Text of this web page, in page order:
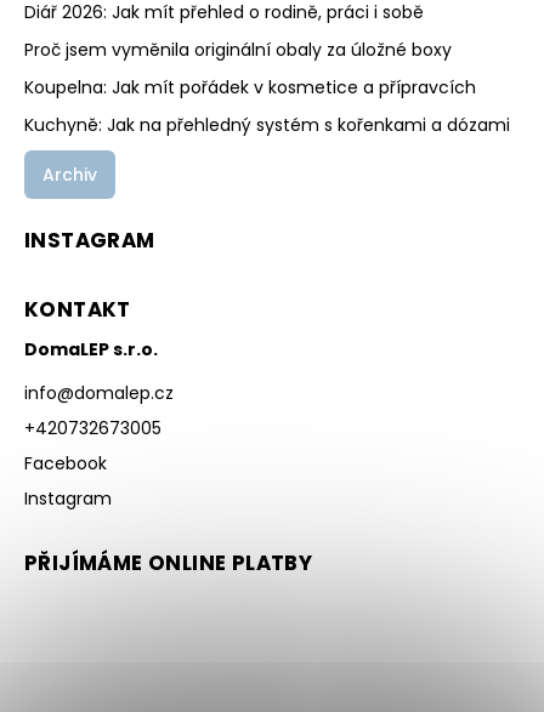
Diář 2026: Jak mít přehled o rodině, práci i sobě
Proč jsem vyměnila originální obaly za úložné boxy
Koupelna: Jak mít pořádek v kosmetice a přípravcích
Kuchyně: Jak na přehledný systém s kořenkami a dózami
Archiv
INSTAGRAM
KONTAKT
DomaLEP s.r.o.
info@domalep.cz
+420732673005
Facebook
Instagram
PŘIJÍMÁME ONLINE PLATBY